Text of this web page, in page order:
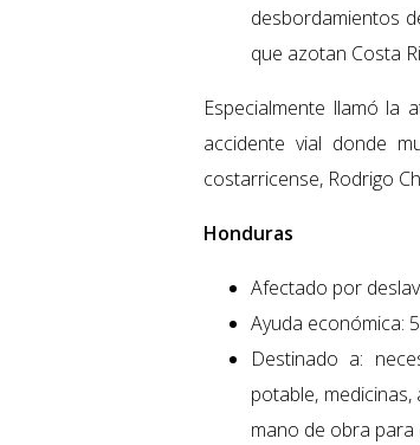
desbordamientos
que azotan Costa
Especialmente llamó la
accidente vial donde
costarricense, Rodrigo
Honduras
Afectado por
Ayuda económica:
Destinado a:
potable,
mano de obra